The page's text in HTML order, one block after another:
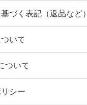
づく表記（返品など）
いて
ついて
シー